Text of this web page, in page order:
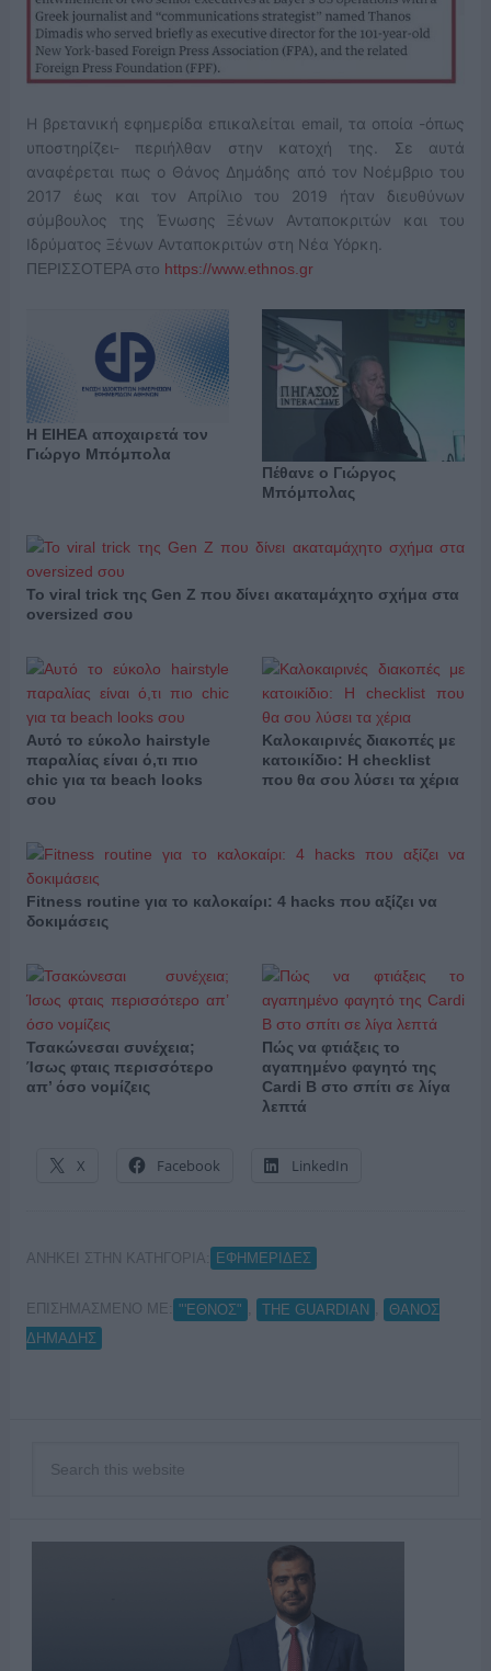
Η βρετανική εφημερίδα επικαλείται email, τα οποία -όπως
υποστηρίζει- περιήλθαν στην κατοχή της. Σε αυτά
αναφέρεται πως ο Θάνος Δημάδης από τον Νοέμβριο του
2017 έως και τον Απρίλιο του 2019 ήταν διευθύνων
σύμβουλος της Ένωσης Ξένων Ανταποκριτών και του
Ιδρύματος Ξένων Ανταποκριτών στη Νέα Υόρκη.
ΠΕΡΙΣΣΟΤΕΡΑ στο https://www.ethnos.gr
Η ΕΙΗΕΑ αποχαιρετά τον
Γιώργο Μπόμπολα
Πέθανε ο Γιώργος
Μπόμπολας
Το viral trick της Gen Z που δίνει ακαταμάχητο σχήμα στα
oversized σου
Αυτό το εύκολο hairstyle
παραλίας είναι ό,τι πιο
chic για τα beach looks
σου
Καλοκαιρινές διακοπές με
κατοικίδιο: Η checklist
που θα σου λύσει τα χέρια
Fitness routine για το καλοκαίρι: 4 hacks που αξίζει να
δοκιμάσεις
Τσακώνεσαι συνέχεια;
Ίσως φταις περισσότερο
απ’ όσο νομίζεις
Πώς να φτιάξεις το
αγαπημένο φαγητό της
Cardi B στο σπίτι σε λίγα
λεπτά
X Facebook LinkedIn
ΑΝΗΚΕΙ ΣΤΗΝ ΚΑΤΗΓΟΡΙΑ: ΕΦΗΜΕΡΙΔΕΣ
ΕΠΙΣΗΜΑΣΜΕΝΟ ΜΕ: "'ΕΘΝΟΣ" THE GUARDIAN
ΘΑΝΟΣ
ΔΗΜΑΔΗΣ